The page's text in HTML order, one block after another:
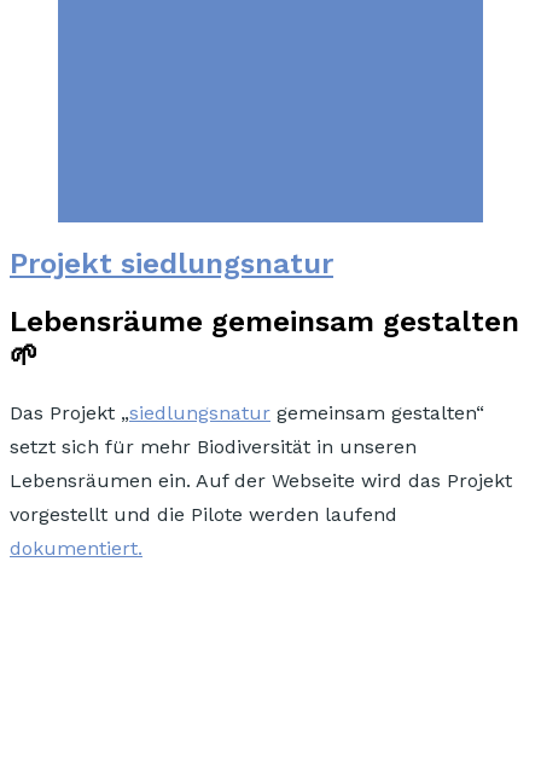
Projekt siedlungsnatur
Lebensräume gemeinsam gestalten
🌱
Das Projekt „siedlungsnatur gemeinsam gestalten“
setzt sich für mehr Biodiversität in unseren
Lebensräumen ein. Auf der Webseite wird das Projekt
vorgestellt und die Pilote werden laufend
dokumentiert.